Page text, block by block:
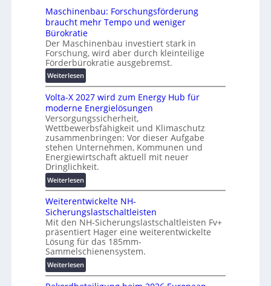
s
i
e
r
u
n
g
l
ö
s
u
n
g
e
n
e
ä
t
e
s
c
h
u
t
z
u
n
d
d
i
g
i
t
l
e
T
r
a
n
s
p
Maschinenbau: Forschungsförderung
braucht mehr Tempo und weniger
Bürokratie
Der Maschinenbau investiert stark in
Forschung, wird aber durch kleinteilige
Förderbürokratie ausgebremst.
Weiterlesen:
M
a
s
c
h
i
n
e
n
b
u
:
F
o
r
s
c
h
Volta-X 2027 wird zum Energy Hub für
moderne Energielösungen
Versorgungssicherheit,
Wettbewerbsfähigkeit und Klimaschutz
zusammenbringen: Vor dieser Aufgabe
stehen Unternehmen, Kommunen und
Energiewirtschaft aktuell mit neuer
Dringlichkeit.
Weiterlesen:
V
o
l
t
a
-
X
2
0
Weiterentwickelte NH-
Sicherungslastschaltleisten
Mit den NH-Sicherungslastschaltleisten Fv+
präsentiert Hager eine weiterentwickelte
Lösung für das 185mm-
Sammelschienensystem.
Weiterlesen:
W